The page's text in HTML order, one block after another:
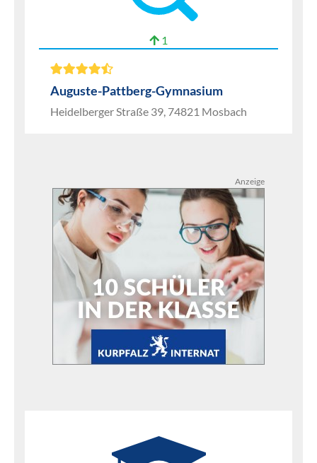
1
Auguste-Pattberg-Gymnasium
Heidelberger Straße 39, 74821 Mosbach
Anzeige